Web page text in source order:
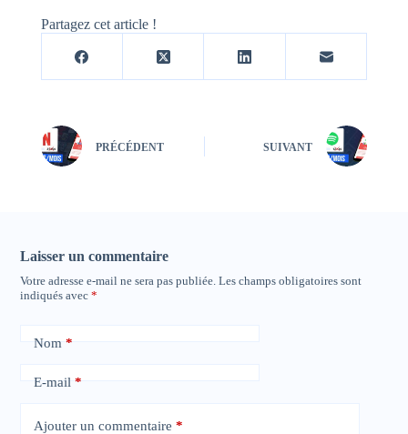
Partagez cet article !
PRÉCÉDENT SUIVANT
Laisser un commentaire
Votre adresse e-mail ne sera pas publiée. Les champs obligatoires sont
indiqués avec*
Nom *
E-mail *
Ajouter un commentaire *